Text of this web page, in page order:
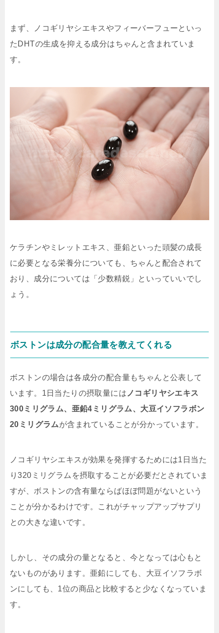
まず、ノコギリヤシエキスやフィーバーフューといっ
たDHTの生成を抑える成分はちゃんと含まれていま
す。
ケラチンやミレットエキス、亜鉛といった頭髪の成長
に必要となる栄養分についても、ちゃんと配合されて
おり、成分については「少数精鋭」といっていいでし
ょう。
ボストンは成分の配合量を教えてくれる
ボストンの場合は各成分の配合量もちゃんと公表して
います。1日当たりの摂取量には ノコギリヤシエキス
300ミリグラム、亜鉛4ミリグラム、大豆イソフラボン
20ミリグラムが含まれていることが分かっています。
ノコギリヤシエキスが効果を発揮するためには1日当た
り320ミリグラムを摂取することが必要だとされていま
すが、ボストンの含有量ならばほぼ問題がないという
ことが分かるわけです。これがチャップアップサプリ
との大きな違いです。
しかし、その成分の量となると、今となっては心もと
ないものがあります。亜鉛にしても、大豆イソフラボ
ンにしても、 1位の商品と比較すると少なくなっていま
す。